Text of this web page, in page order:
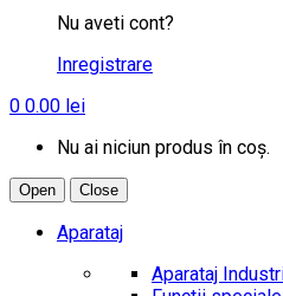
Nu aveti cont?
Inregistrare
0 0.00 lei
Nu ai niciun produs în coș.
Open Close
Aparataj
Aparataj